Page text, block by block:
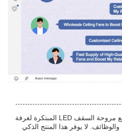
ابتكر مساحة غرفة نوم مريحة مع مروحة السقف LED المبتكرة لغرفة
والوظائف. لا يوفر هذا المنتج الذكي